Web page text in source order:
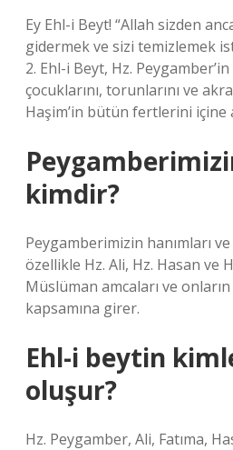
Ey Ehl-i Beyt! “Allah sizden
gidermek ve sizi temizlemek
2. Ehl-i Beyt, Hz.
çocuklarını, torunlarını ve
Haşim’in bütün fertlerini içine
kimdir?
Peygamberimizin hanımları
özellikle Hz. Ali, Hz. Hasan ve
Müslüman amcaları ve
kapsamına girer.
Ehl-i beytin
oluşur?
Hz. Peygamber, Ali, Fatıma,